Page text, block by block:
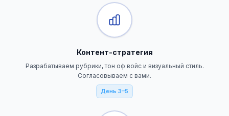
Контент-стратегия
Разрабатываем рубрики, тон оф войс и визуальный стиль.
Согласовываем с вами.
День 3–5